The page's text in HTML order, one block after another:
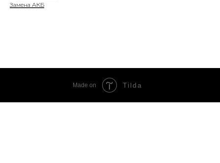
Замена АКБ
Made on Tilda